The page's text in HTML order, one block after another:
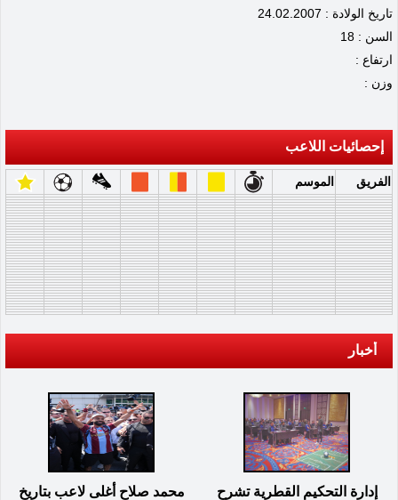
تاريخ الولادة : 24.02.2007
السن : 18
ارتفاع :
وزن :
إحصائيات اللاعب
الفريق الموسم
أخبار
إدارة التحكيم القطرية تشرح
محمد صلاح أغلى لاعب بتاريخ